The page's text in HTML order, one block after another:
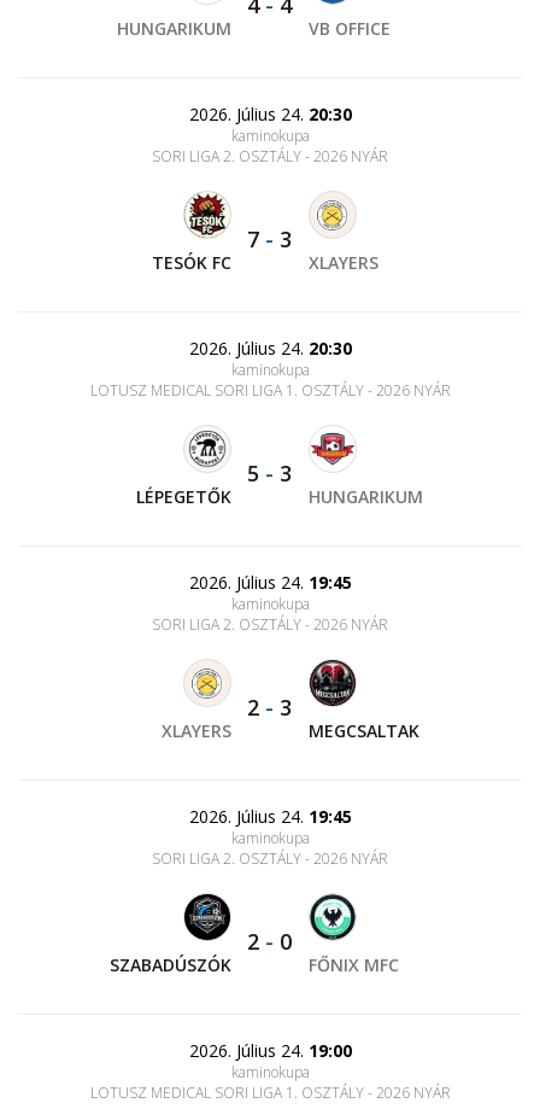
HUNGARIKUM VB OFFICE
2026. Július 24. 20:30
kaminokupa
SORI LIGA 2. OSZTÁLY - 2026 NYÁR
TESÓK FC
7 - 3
XLAYERS
2026. Július 24. 20:30
kaminokupa
LOTUSZ MEDICAL SORI LIGA 1. OSZTÁLY - 2026 NYÁR
LÉPEGETŐK
5 - 3
HUNGARIKUM
2026. Július 24. 19:45
kaminokupa
SORI LIGA 2. OSZTÁLY - 2026 NYÁR
XLAYERS
2 - 3
MEGCSALTAK
2026. Július 24. 19:45
kaminokupa
SORI LIGA 2. OSZTÁLY - 2026 NYÁR
SZABADÚSZÓK
2 - 0
FŐNIX MFC
2026. Július 24. 19:00
kaminokupa
LOTUSZ MEDICAL SORI LIGA 1. OSZTÁLY - 2026 NYÁR